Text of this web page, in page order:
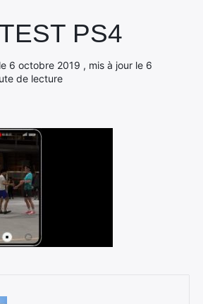
PS4
6 octobre 2019 , mis à jour le 6
de lecture